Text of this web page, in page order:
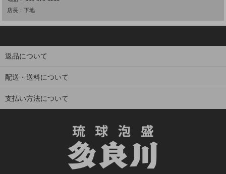
店長：下地
返品について
配送・送料について
支払い方法について